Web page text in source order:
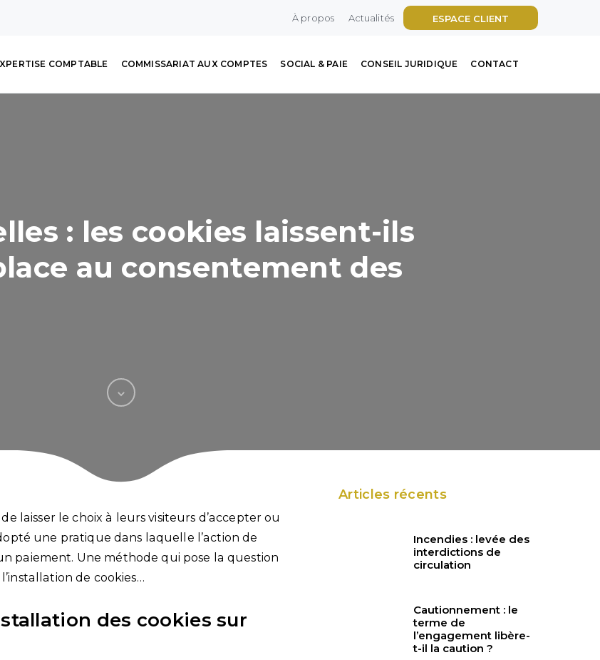
ESPACE CLIENT
À propos Actualités
COMPTABLE COMMISSARIAT AUX COMPTES SOCIAL & PAIE CONSEIL JURIDIQUE CONTACT
: les cookies laissent-ils
au consentement des
laisser le choix à leurs visiteurs d’accepter ou
une pratique dans laquelle l’action de
paiement. Une méthode qui pose la question
de cookies…
des cookies sur
Articles récents
Incendies : levée des
interdictions de
circulation
Cautionnement : le
terme de
l’engagement libère-
t-il la caution ?